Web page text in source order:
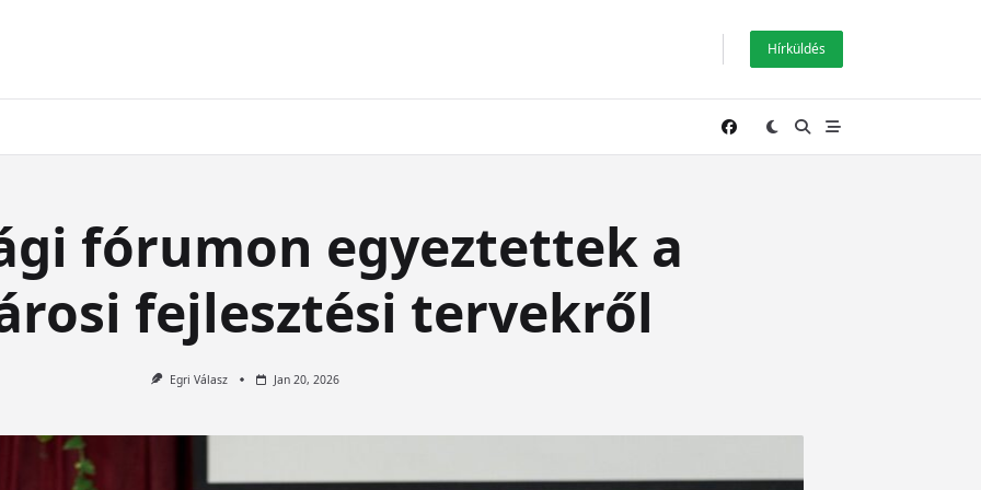
Hírküldés
fórumon egyeztettek a
fejlesztési tervekről
Egri Válasz Jan 20, 2026